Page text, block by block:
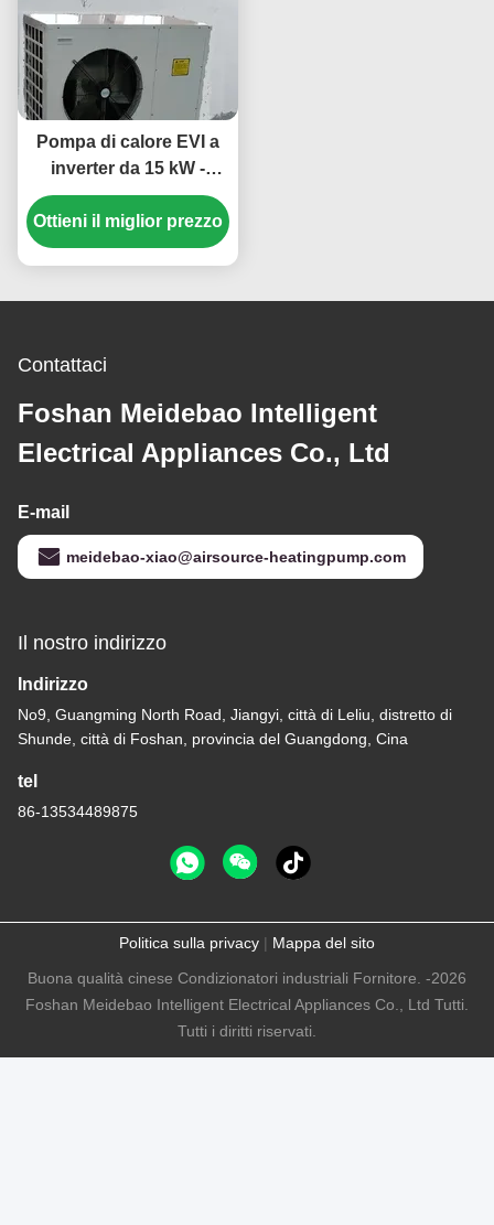
Pompa di calore EVI a
inverter da 15 kW -
Sistema di
riscaldamento e
raffreddamento
vista energetico ed
Ottieni il miglior prezzo
Contattaci
Foshan Meidebao Intelligent
Electrical Appliances Co., Ltd
E-mail
meidebao-xiao@airsource-heatingpump.com
Il nostro indirizzo
Indirizzo
No9, Guangming North Road, Jiangyi, città di Leliu, distretto di
Shunde, città di Foshan, provincia del Guangdong, Cina
tel
86-13534489875
Politica sulla privacy | Mappa del sito
Buona qualità cinese Condizionatori industriali Fornitore. -2026
Foshan Meidebao Intelligent Electrical Appliances Co., Ltd Tutti.
Tutti i diritti riservati.